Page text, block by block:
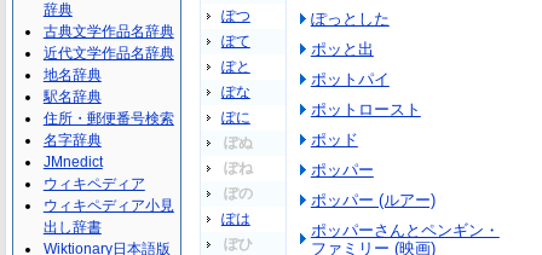
ぽつ
ぽて
ぽと
ぽな
ぽに
ぽぬ
ぽね
ぽの
ぽは
ぽひ
ぽっとした
ポッと出
ポットパイ
ポットロースト
ポッド
ポッパー
ポッパー (ルアー)
ポッパーさんとペンギン・
ファミリー (映画)
辞典
古典文学作品名辞典
近代文学作品名辞典
地名辞典
駅名辞典
住所・郵便番号検索
名字辞典
JMnedict
ウィキペディア
ウィキペディア小見
出し辞書
Wiktionary日本語版